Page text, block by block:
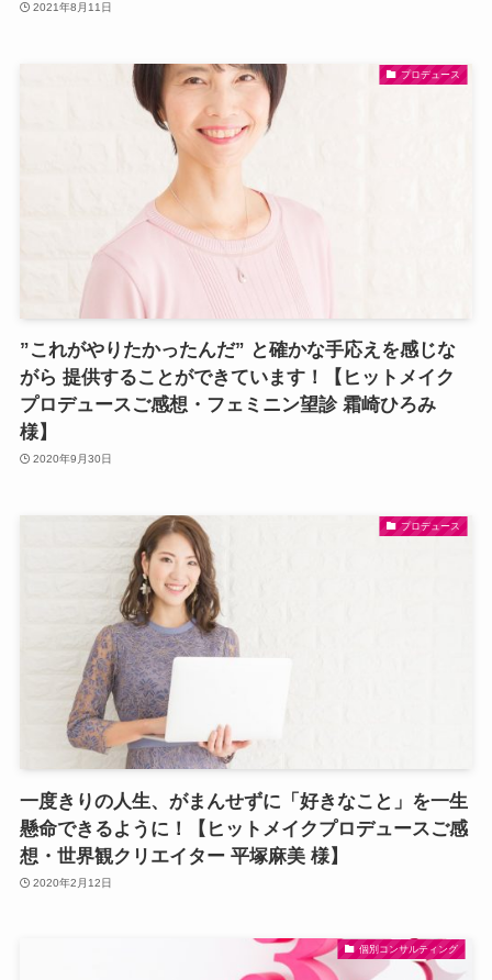
2021年8月11日
プロデュース
”これがやりたかったんだ” と確かな手応えを感じな
がら 提供することができています！【ヒットメイク
プロデュースご感想・フェミニン望診 霜崎ひろみ
様】
2020年9月30日
プロデュース
一度きりの人生、がまんせずに「好きなこと」を一生
懸命できるように！【ヒットメイクプロデュースご感
想・世界観クリエイター 平塚麻美 様】
2020年2月12日
個別コンサルティング